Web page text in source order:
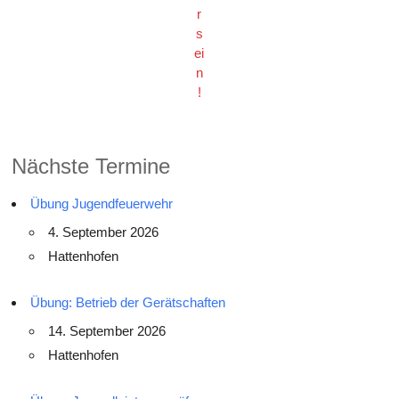
r
s
ei
n
!
Nächste Termine
Übung Jugendfeuerwehr
4. September 2026
Hattenhofen
Übung: Betrieb der Gerätschaften
14. September 2026
Hattenhofen